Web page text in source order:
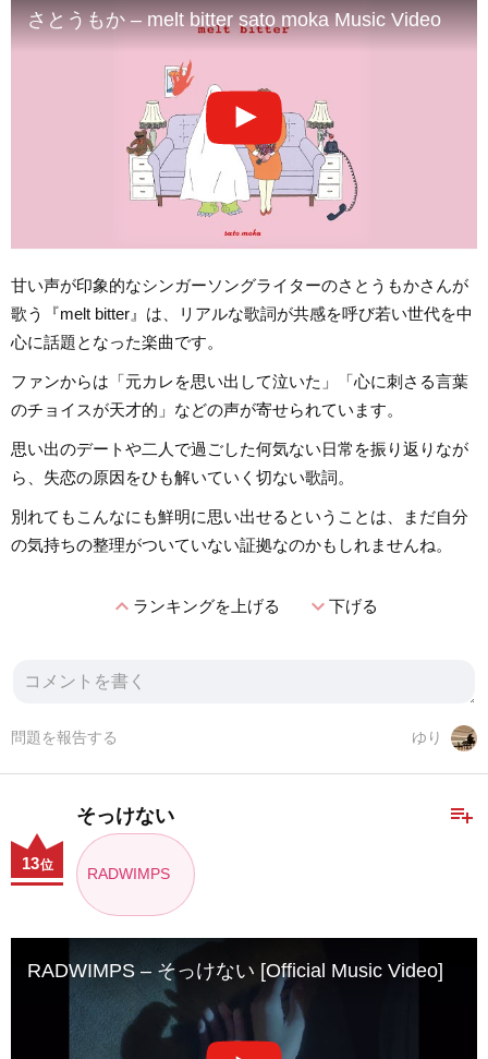
さとうもか – melt bitter sato moka Music Video
甘い声が印象的なシンガーソングライターのさとうもかさんが
歌う『melt bitter』は、リアルな歌詞が共感を呼び若い世代を中
心に話題となった楽曲です。
ファンからは「元カレを思い出して泣いた」「心に刺さる言葉
のチョイスが天才的」などの声が寄せられています。
思い出のデートや二人で過ごした何気ない日常を振り返りなが
ら、失恋の原因をひも解いていく切ない歌詞。
別れてもこんなにも鮮明に思い出せるということは、まだ自分
の気持ちの整理がついていない証拠なのかもしれませんね。
expand_lessランキングを上げる expand_more下げる
ゆり
問題を報告する
playlist_add
そっけない
RADWIMPS
13位
RADWIMPS – そっけない [Official Music Video]